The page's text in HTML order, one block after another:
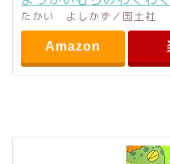
たかい よしかず／国土社
Amazon